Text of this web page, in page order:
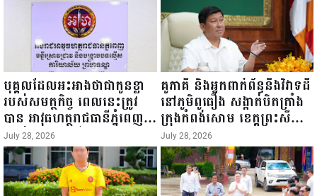
បុគ្គលដែលអះអាងថាជាកូនខ្លា
របស់សមត្ថកិច្ច ពេលនេះត្រូវ
បាន អាវុធហត្ថរាជធានីភ្នំពេញ
ឃាត់ខ្លួនបានហើយ!
July 28, 2026
គូភាគី និងអ្នកពាក់ព័ន្ធនឹងវិវាទដី
នៅភូមិពូធឿង សង្កាត់បិតត្រាំង
ក្រុងកំពង់សោម ខេត្តព្រះសីហនុ
បានស្រុះស្រួលឯកភាពយក
គោលការណ៍ឈ្នះ-ឈ្នះ ដើម្បី
ដោះស្រាយបញ្ចប់ករណីវិវាទ
នេះ។ ——————
July 28, 2026